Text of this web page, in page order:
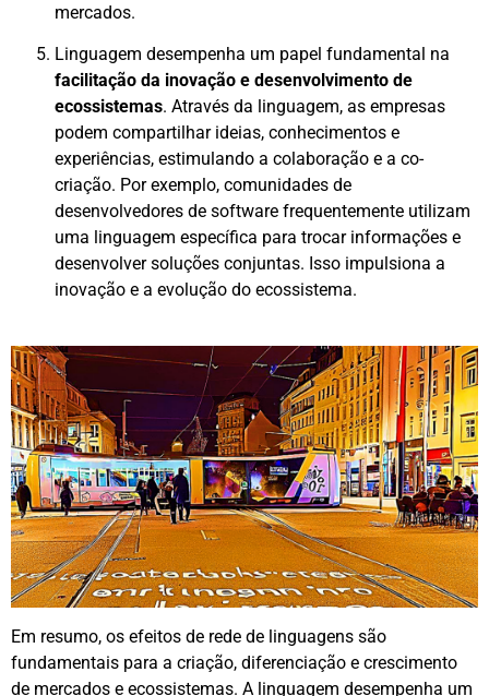
mercados.
Linguagem desempenha um papel fundamental na
facilitação da inovação e desenvolvimento de
ecossistemas. Através da linguagem, as empresas
podem compartilhar ideias, conhecimentos e
experiências, estimulando a colaboração e a co-
criação. Por exemplo, comunidades de
desenvolvedores de software frequentemente utilizam
uma linguagem específica para trocar informações e
desenvolver soluções conjuntas. Isso impulsiona a
inovação e a evolução do ecossistema.
Em resumo, os efeitos de rede de linguagens são
fundamentais para a criação, diferenciação e crescimento
de mercados e ecossistemas. A linguagem desempenha um